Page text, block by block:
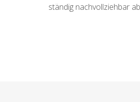
ständig nachvollziehbar